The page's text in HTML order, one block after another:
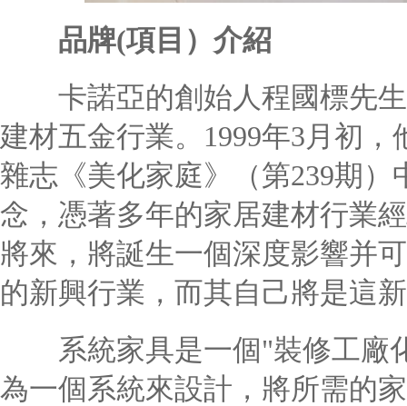
品牌(項目）介紹
卡諾亞的創始人程國標先生
建材五金行業。1999年3月初
雜志《美化家庭》（第239期
念，憑著多年的家居建材行業
將來，將誕生一個深度影響并
的新興行業，而其自己將是這
系統家具是一個"裝修工廠
為一個系統來設計，將所需的